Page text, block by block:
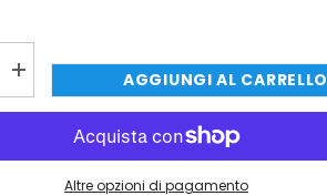
ORA
ORA
ORA
ORA
Aumenta
quantità
per
tondo
anticalcare
AGGIUNGI AL CARRELLO
Altre opzioni di pagamento